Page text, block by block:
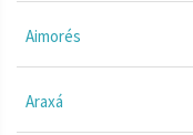
Aimorés
Araxá